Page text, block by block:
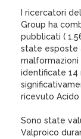
I ricercatori
Group ha
pubblicati (
state esposte
identificate 14
ricevuto
Sono state
Valproico